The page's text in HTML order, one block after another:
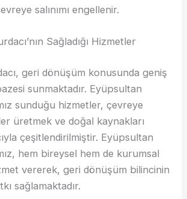
salınımı engellenir.
Sağladığı Hizmetler
geri dönüşüm konusunda geniş
sunmaktadır. Eyüpsultan
sunduğu hizmetler, çevreye
üretmek ve doğal kaynakları
çeşitlendirilmiştir. Eyüpsultan
hem bireysel hem de kurumsal
vererek, geri dönüşüm bilincinin
sağlamaktadır.